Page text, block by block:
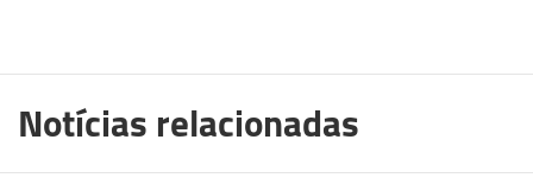
Notícias relacionadas